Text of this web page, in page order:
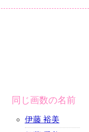
同じ画数の名前
伊藤 裕美